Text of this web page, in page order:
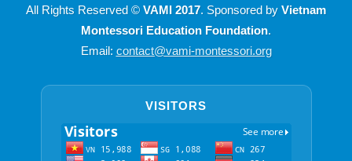
All Rights Reserved © VAMI 2017. Sponsored by Vietnam
Montessori Education Foundation.
Email: contact@vami-montessori.org
VISITORS